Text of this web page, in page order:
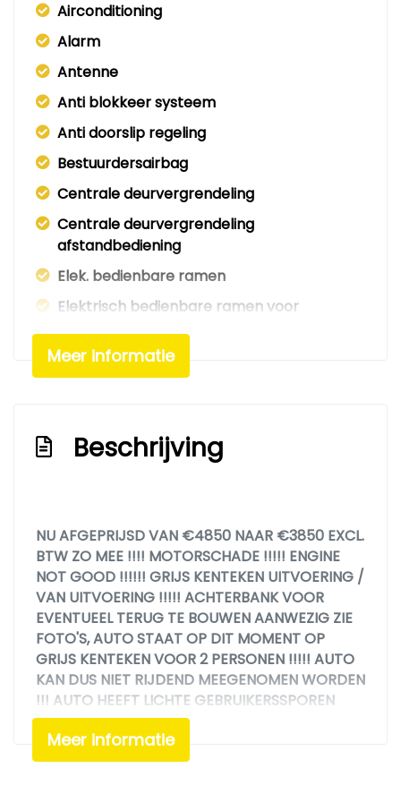
Airconditioning
Alarm
Antenne
Anti blokkeer systeem
Anti doorslip regeling
Bestuurdersairbag
Centrale deurvergrendeling
Centrale deurvergrendeling
afstandbediening
Elek. bedienbare ramen
Elektrisch bedienbare ramen voor
Elektrisch verstelbare buitenspiegels
Elektronisch stabiliteits programma
Lichtmetalen velgen 7-spaaks 17"
Mistlampen
Multifunctioneel stuurwiel
Parkeersensor
Parkeersensoren achter
Passagiersairbag
Radio/cd-speler
Startonderbreker
Traction control
Meer informatie
Beschrijving
NU AFGEPRIJSD VAN €4850 NAAR €3850 EXCL.
BTW ZO MEE !!!! MOTORSCHADE !!!!! ENGINE
NOT GOOD !!!!!! GRIJS KENTEKEN UITVOERING /
VAN UITVOERING !!!!! ACHTERBANK VOOR
EVENTUEEL TERUG TE BOUWEN AANWEZIG ZIE
FOTO'S, AUTO STAAT OP DIT MOMENT OP
GRIJS KENTEKEN VOOR 2 PERSONEN !!!!! AUTO
KAN DUS NIET RIJDEND MEEGENOMEN WORDEN
!!! AUTO HEEFT LICHTE GEBRUIKERSSPOREN
NAAR LEEFTIJD EN KILOMETERS RONDOM !!!
GENOEMDE PRIJS IS EEN ZEER SCHERPE EN
VASTE INTERNET ACTIE MEENEEMPRIJS EXCL.
Meer informatie